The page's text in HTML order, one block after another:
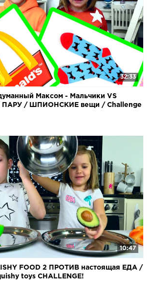
32:33
Максом - Мальчики VS
ПАРУ / ШПИОНСКИЕ вещи / Challenge
10:47
FOOD 2 ПРОТИВ настоящая ЕДА /
toys CHALLENGE!